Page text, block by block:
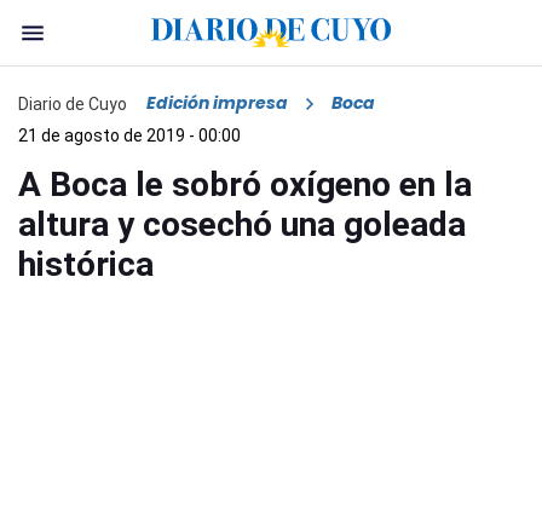
Diario de Cuyo Edición impresa Boca
21 de agosto de 2019 - 00:00
A Boca le sobró oxígeno en la
altura y cosechó una goleada
histórica